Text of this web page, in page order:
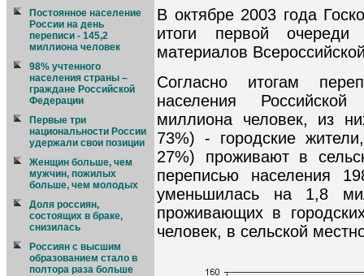
Постоянное население
России на день
переписи - 145,2
миллиона человек
98% учтенного
населения страны –
граждане Российской
Федерации
Первые три
национальности России
удержали свои позиции
Женщин больше, чем
мужчин, пожилых
больше, чем молодых
Доля россиян,
состоящих в браке,
снизилась
Россиян с высшим
образованием стало в
полтора раза больше
В октябре 2003 года
итоги первой очереди
материалов
Согласно итогам
населения
миллиона человек, из
73%) - городские
27%) проживают в
переписью населения
уменьшилась на 1,8
проживающих в
человек, в сельской